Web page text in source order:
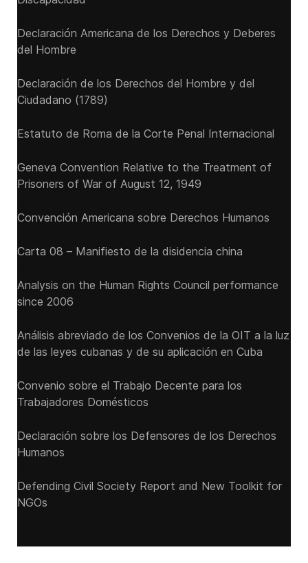
Declaración Americana de los Derechos y Deberes
del Hombre
Declaración de los Derechos del Hombre y del
Ciudadano (1789)
Estatuto de Roma de la Corte Penal Internacional
Geneva Convention Relative to the Treatment of
Prisoners of War of August 12, 1949
Convención Americana sobre Derechos Humanos
Carta 08 – Manifiesto de la disidencia china
Analysis on the Human Rights Council performance
since 2006
Análisis abreviado de los Convenios de la OIT a la luz
de las leyes cubanas y de su aplicación en Cuba
Convenio sobre el Trabajo Decente para los
Trabajadores Domésticos
Declaración sobre los Defensores de los Derechos
Humanos
Defending Civil Society Report and New Toolkit for
NGOs